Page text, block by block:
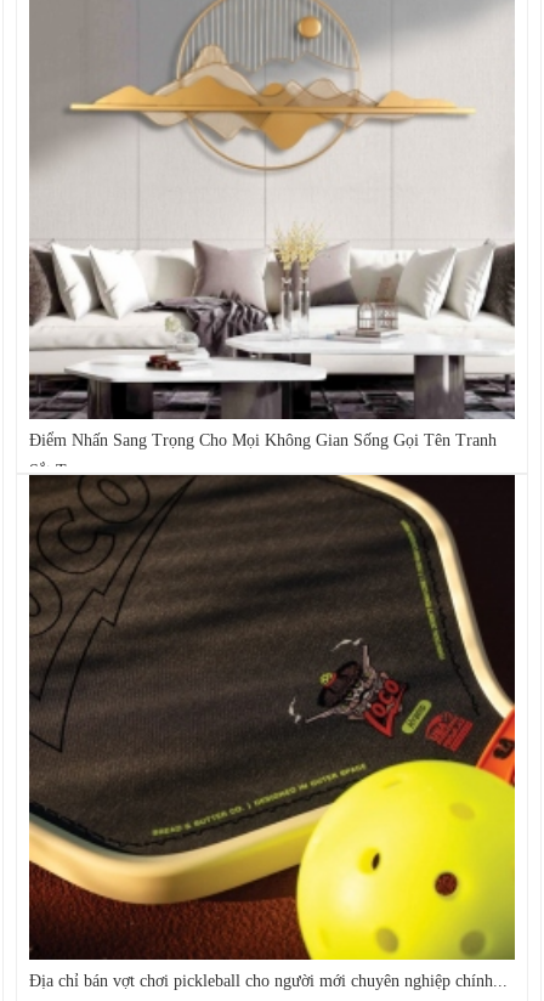
Điểm Nhấn Sang Trọng Cho Mọi Không Gian Sống Gọi Tên Tranh
Sắt Treo...
Địa chỉ bán vợt chơi pickleball cho người mới chuyên nghiệp chính...